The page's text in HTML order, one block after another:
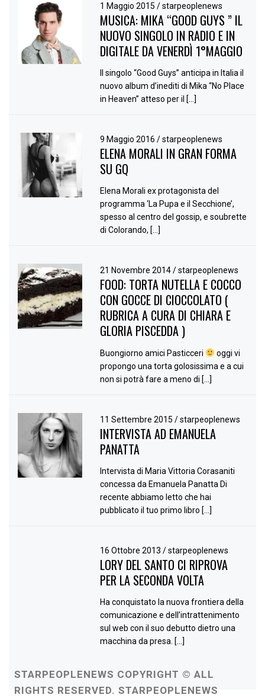
1 Maggio 2015/ starpeoplenews
MUSICA: MIKA “GOOD GUYS ” IL
NUOVO SINGOLO IN RADIO E IN
DIGITALE DA VENERDÌ 1°MAGGIO
Il singolo “Good Guys” anticipa in Italia il
nuovo album d’inediti di Mika “No Place
in Heaven” atteso per il […]
9 Maggio 2016/ starpeoplenews
ELENA MORALI IN GRAN FORMA
SU GQ
Elena Morali ex protagonista del
programma ‘La Pupa e il Secchione’,
spesso al centro del gossip, e soubrette
di Colorando, […]
21 Novembre 2014/ starpeoplenews
FOOD: TORTA NUTELLA E COCCO
CON GOCCE DI CIOCCOLATO (
RUBRICA A CURA DI CHIARA E
GLORIA PISCEDDA )
Buongiorno amici Pasticceri
oggi vi
propongo una torta golosissima e a cui
non si potrà fare a meno di […]
11 Settembre 2015/ starpeoplenews
INTERVISTA AD EMANUELA
PANATTA
Intervista di Maria Vittoria Corasaniti
concessa da Emanuela Panatta Di
recente abbiamo letto che hai
pubblicato il tuo primo libro […]
16 Ottobre 2013/ starpeoplenews
LORY DEL SANTO CI RIPROVA
PER LA SECONDA VOLTA
Ha conquistato la nuova frontiera della
comunicazione e dell’intrattenimento
sul web con il suo debutto dietro una
macchina da presa. […]
STARPEOPLENEWS COPYRIGHT © ALL
RIGHTS RESERVED. STARPEOPLENEWS